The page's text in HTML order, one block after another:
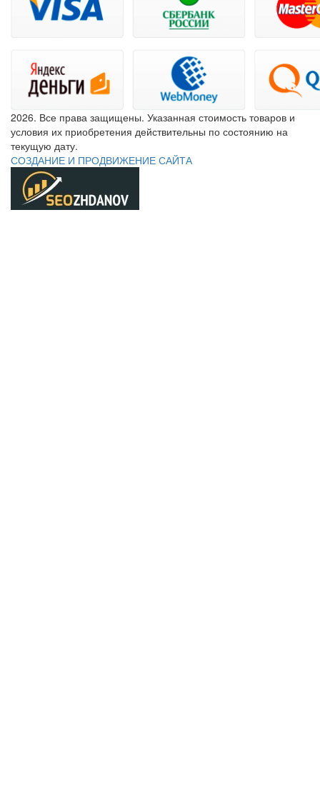
2026. Все права защищены. Указанная стоимость товаров и
условия их приобретения действительны по состоянию на
текущую дату.
СОЗДАНИЕ И ПРОДВИЖЕНИЕ САЙТА